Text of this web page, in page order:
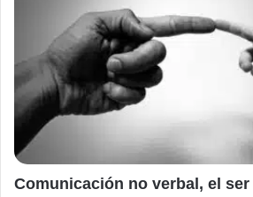
Comunicación no verbal, el